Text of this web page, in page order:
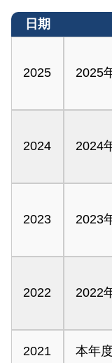
日期
2025 2025
2024 2024
2023 2023
2022 2022
2021 本年